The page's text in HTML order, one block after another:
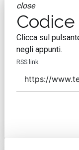
close
Codice
Clicca sul
negli appunti.
RSS link